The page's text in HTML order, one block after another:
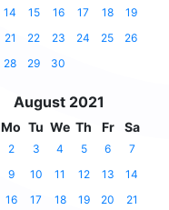
14 15 16 17 18
19
21 22 23 24 25
26
28 29 30
August 2021
Mo Tu We Th Fr Sa
2 3 4 5 6
7
9 10 11 12 13
14
16 17 18 19 20
21